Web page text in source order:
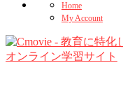
Home
My Account